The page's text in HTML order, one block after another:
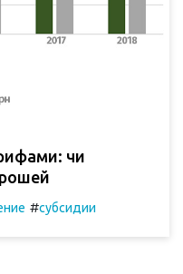
чи
#субсидии